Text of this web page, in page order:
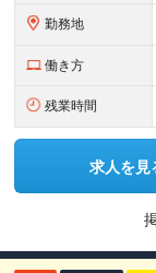
勤務地
働き方
残業時間
求人を見